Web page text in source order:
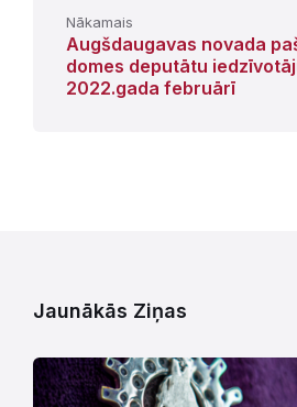
Nākamais
Augšdaugavas novada
domes deputātu
2022.gada februārī
Jaunākās Ziņas